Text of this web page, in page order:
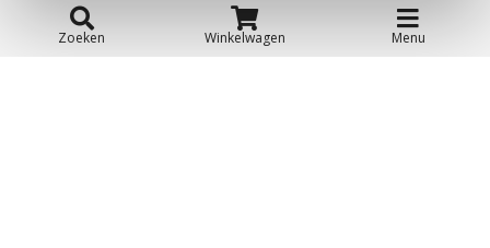
Zoeken Winkelwagen Menu